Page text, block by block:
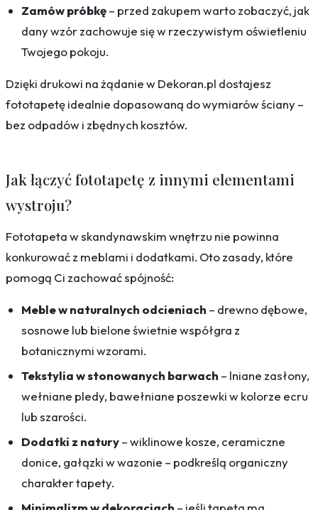
Zamów próbkę– przed zakupem warto zobaczyć, jak
dany wzór zachowuje się w rzeczywistym oświetleniu
Twojego pokoju.
Dzięki drukowi na żądanie w Dekoran.pl dostajesz
fototapetę idealnie dopasowaną do wymiarów ściany –
bez odpadów i zbędnych kosztów.
Jak łączyć fototapetę z innymi elementami
wystroju?
Fototapeta w skandynawskim wnętrzu nie powinna
konkurować z meblami i dodatkami. Oto zasady, które
pomogą Ci zachować spójność:
Meble w naturalnych odcieniach – drewno dębowe,
sosnowe lub bielone świetnie współgra z
botanicznymi wzorami.
Tekstylia w stonowanych barwach – lniane zasłony,
wełniane pledy, bawełniane poszewki w kolorze ecru
lub szarości.
Dodatki z natury– wiklinowe kosze, ceramiczne
donice, gałązki w wazonie – podkreślą organiczny
charakter tapety.